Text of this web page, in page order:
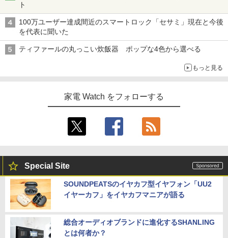
ト
100万ユーザー達成間近のスマートロック「セサミ」現在と今後
を代表に聞いた
ティファールの丸っこい炊飯器 ポップな4色から選べる
もっと見る
家電 Watch をフォローする
Special Site
SOUNDPEATSのイヤカフ型イヤフォン「UU2
イヤーカフ」をイヤカフマニアが語る
総合オーディオブランドに進化するSHANLING
とは何者か？